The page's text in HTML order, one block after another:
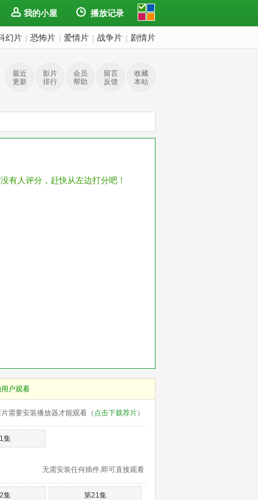
我的小屋 播放记录
幻片 恐怖片 爱情片 战争片 剧情片
最近
更新
影片
排行
会员
帮助
留言
反馈
收藏
本站
有人评分，赶快从左边打分吧！
户观看
需要安装播放器才能观看（ 点击下载荐片）
集
无需安装任何插件,即可直接观看
集 第21集